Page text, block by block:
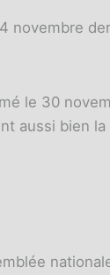
le 30
aussi bien